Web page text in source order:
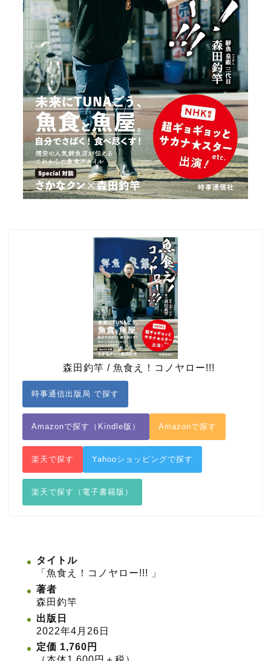
森田釣竿 / 魚食え！コノヤロー!!!
時事通信出版局 で探す
Amazonで探す（Kindle版） Amazonで探す
楽天で探す Yahooショッピングで探す
楽天で探す（電子書籍版）
タイトル
「魚食え！コノヤロー!!! 」
著者
森田釣竿
出版日
2022年4月26日
定価 1,760円